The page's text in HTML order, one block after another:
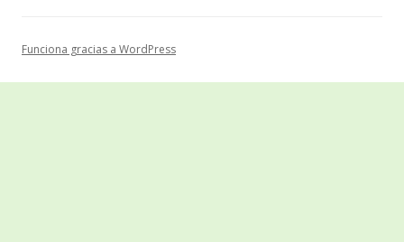
Funciona gracias a WordPress